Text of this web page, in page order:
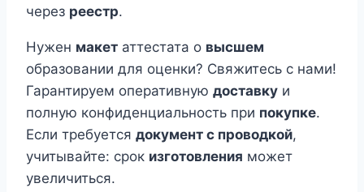
через реестр.
Нужен макет аттестата о высшем
образовании для оценки? Свяжитесь с нами!
Гарантируем оперативную доставку и
полную конфиденциальность при покупке.
Если требуется документ с проводкой,
учитывайте: срок изготовления может
увеличиться.